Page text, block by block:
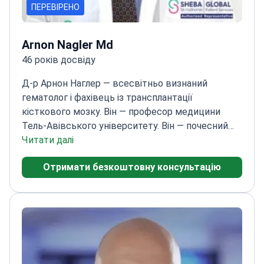
ПЕРЕВІРЕНО
Arnon Nagler Md
46 років досвіду
Д-р Арнон Наглер — всесвітньо визнаний
гематолог і фахівець із трансплантації
кісткового мозку. Він — професор медицини
Тель-Авівського університету. Він — почесний
директор відділення гематології та
трансплантації кісткового мозку і Банку
пуповинної крові Медичного центру Шиба.
Єврейському університеті — Хадасса та ступінь
магістра (MSc) з гематопоезу в Тель-Авівському
університеті. Пройшов постдокторське
стажування у Стенфорді. Сертифікований з
внутрішньої медицини та гематології. Має понад
Читати далі
Отримати безкоштовну консультацію